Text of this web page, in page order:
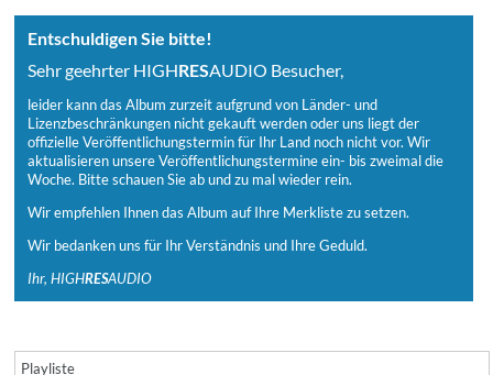
Entschuldigen Sie bitte!
Sehr geehrter HIGHRESAUDIO Besucher,
leider kann das Album zurzeit aufgrund von Länder- und
Lizenzbeschränkungen nicht gekauft werden oder uns liegt der
offizielle Veröffentlichungstermin für Ihr Land noch nicht vor. Wir
aktualisieren unsere Veröffentlichungstermine ein- bis zweimal die
Woche. Bitte schauen Sie ab und zu mal wieder rein.
Wir empfehlen Ihnen das Album auf Ihre Merkliste zu setzen.
Wir bedanken uns für Ihr Verständnis und Ihre Geduld.
Ihr, HIGHRESAUDIO
Playliste